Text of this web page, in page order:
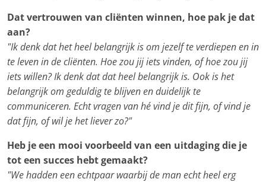
Dat vertrouwen van cliënten winnen, hoe pak je dat
aan?
"Ik denk dat het heel belangrijk is om jezelf te verdiepen en in
te leven in de cliënten. Hoe zou jij iets vinden, of hoe zou jij
iets willen? Ik denk dat dat heel belangrijk is. Ook is het
belangrijk om geduldig te blijven en duidelijk te
communiceren. Echt vragen van hé vind je dit fijn, of vind je
dat fijn, of wil je het liever zo?"
Heb je een mooi voorbeeld van een uitdaging die je
tot een succes hebt gemaakt?
"We hadden een echtpaar waarbij de man echt heel erg